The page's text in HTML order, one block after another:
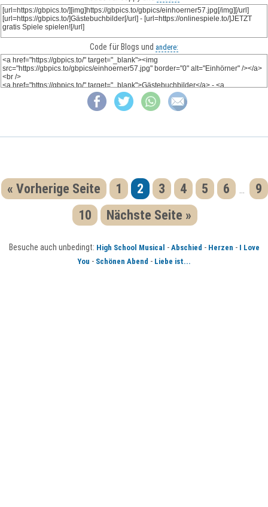
Code für Blogs und andere:
« Vorherige Seite 1 2 3 4 5 6 ...
9
10
Nächste Seite »
Besuche auch unbedingt: High School Musical - Abschied - Herzen - I Love
You - Schönen Abend - Liebe ist...